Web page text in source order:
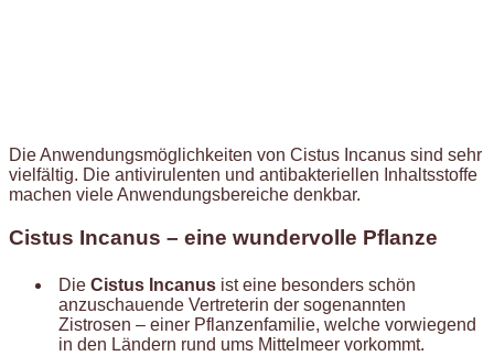
Die Anwendungsmöglichkeiten von Cistus Incanus sind sehr
vielfältig. Die antivirulenten und antibakteriellen Inhaltsstoffe
machen viele Anwendungsbereiche denkbar.
Cistus Incanus – eine wundervolle Pflanze
Die Cistus Incanus ist eine besonders schön
anzuschauende Vertreterin der sogenannten
Zistrosen – einer Pflanzenfamilie, welche vorwiegend
in den Ländern rund ums Mittelmeer vorkommt.